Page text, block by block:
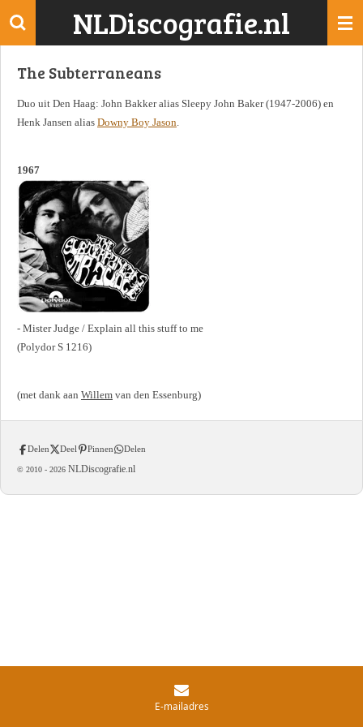
Ga
de
NLDiscografie.nl
The Subterraneans
Duo uit Den Haag: John Bakker alias Sleepy John Baker (1947-2006) en
Henk Jansen alias Downy Boy Jason.
1967
- Mister Judge / Explain all this stuff to me
(Polydor S 1216)
(met dank aan Willem van den Essenburg)
Delen Deel Pinnen Delen
© 2010 - 2026 NLDiscografie.nl
E-mailadres